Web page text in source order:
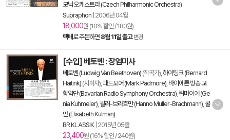
모닉 오케스트라 (Czech Philharmonic Orchestra)
Supraphon 2006년 04월
18,000원 (10% 할인 / 180원)
택배로 주문하면 8월 11일 출고 변경
[수입] 베토벤 : 장엄미사
베토벤 (Ludwig Van Beethoven) (작곡가), 하이팅크 (Bernard
Haitink) (지휘자), 패드모어 (Mark Padmore) 바이에른 방송 교
향악단 (Bavarian Radio Symphony Orchestra) 퀴마이어 (Ge
nia Kuhmeier) 뮐러-브라흐만 (Hanno Muller-Brachmann) 쿨
만 (Elisabeth Kulman)
BR KLASSIK| 2015년 05월
23,400원 (16% 할인 / 240원)